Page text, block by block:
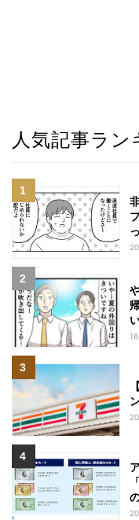
人気記事ラン